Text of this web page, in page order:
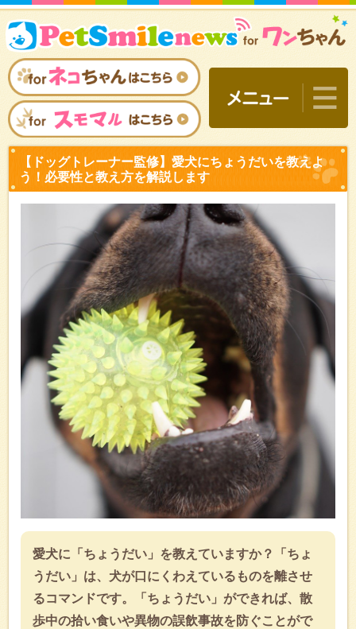
【ドッグトレーナー監修
う！必要性と教え方を解説
愛犬に「ちょうだい」を教えていますか？「ちょ
うだい」は、犬が口にくわえているものを離させ
るコマンドです。「ちょうだい」ができれば、散
歩中の拾い食いや異物の誤飲事故を防ぐことがで